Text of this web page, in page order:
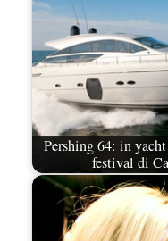
Pershing 64: in
festival di